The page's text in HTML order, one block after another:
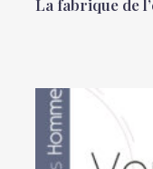
La fabrique de